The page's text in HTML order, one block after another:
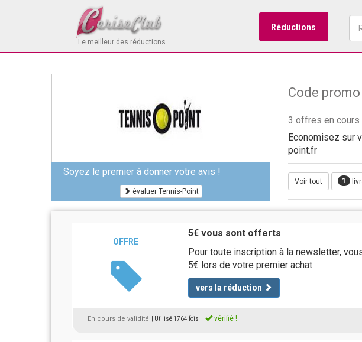
Le meilleur des réductions
Réductions
Soyez le premier à donner votre avis !
évaluer Tennis-Point
Code
3 offres en
Economisez sur
point.fr
Voir tout 1
OFFRE
5€ vous sont offerts
Pour toute inscription à la newsletter,
5€ lors de votre premier achat
vers la réduction
En cours de validité | Utilisé 1764 fois vérifié !